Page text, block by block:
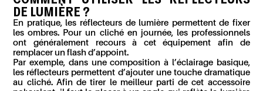
DE LUMIÈRE ?
En pratique, les réflecteurs de lumière permettent de fixer
les ombres. Pour un cliché en journée, les professionnels
ont généralement recours à cet équipement afin de
remplacer un flash d’appoint.
Par exemple, dans une composition à l’éclairage basique,
les réflecteurs permettent d’ajouter une touche dramatique
au cliché. Afin de tirer le meilleur parti de cet accessoire